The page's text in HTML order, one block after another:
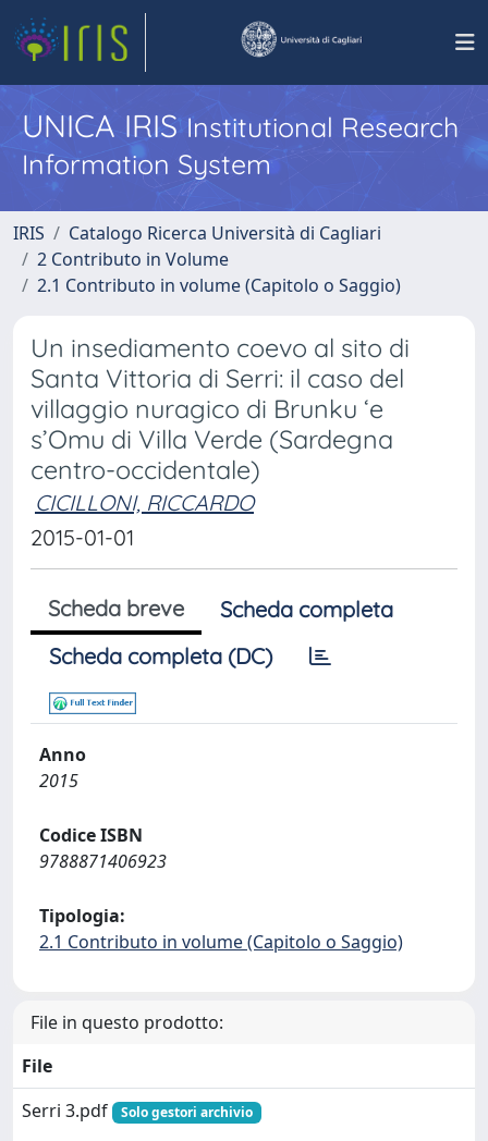
UNICA IRISInstitutional Research
Information System
IRIS
Catalogo Ricerca Università di Cagliari
2 Contributo in Volume
2.1 Contributo in volume (Capitolo o Saggio)
Un insediamento coevo al sito di
Santa Vittoria di Serri: il caso del
villaggio nuragico di Brunku ‘e
s’Omu di Villa Verde (Sardegna
centro-occidentale)
CICILLONI, RICCARDO
2015-01-01
Scheda breve
Scheda completa
Scheda completa (DC)
Anno
2015
Codice ISBN
9788871406923
Tipologia:
2.1 Contributo in volume (Capitolo o Saggio)
File in questo prodotto:
File
Serri 3.pdf
Solo gestori archivio